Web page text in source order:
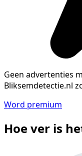
Geen advertenties
Bliksemdetectie.nl
Word premium
Hoe ver is